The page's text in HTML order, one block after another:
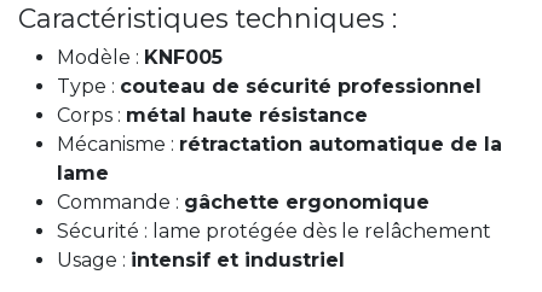
Caractéristiques techniques :
Modèle : KNF005
Type : couteau de sécurité professionnel
Corps : métal haute résistance
Mécanisme : rétractation automatique de la
lame
Commande : gâchette ergonomique
Sécurité : lame protégée dès le relâchement
Usage : intensif et industriel